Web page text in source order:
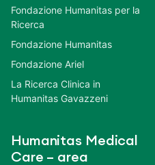
Fondazione Humanitas per la
Ricerca
Fondazione Humanitas
Fondazione Ariel
La Ricerca Clinica in
Humanitas Gavazzeni
Humanitas Medical
Care – area